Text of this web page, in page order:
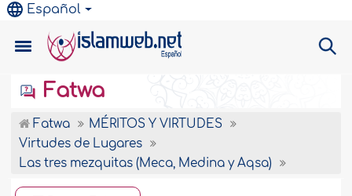
Español
Fatwa
Fatwa
MÉRITOS Y VIRTUDES
Virtudes de Lugares
Las tres mezquitas (Meca, Medina y Aqsa)